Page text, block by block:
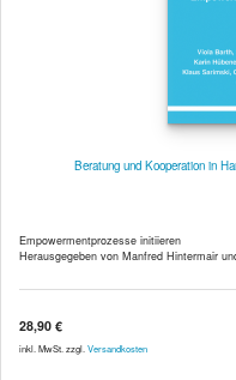
Beratung und Kooperation in
Empowermentprozesse initiieren
Herausgegeben von Manfred Hintermair
28,90 €
inkl. MwSt. zzgl. Versandkosten